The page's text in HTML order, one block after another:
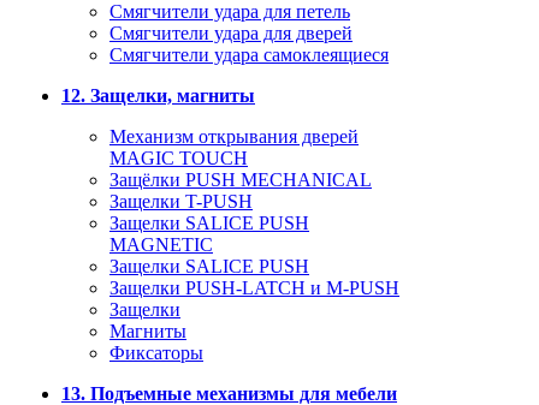
Смягчители удара для петель
Смягчители удара для дверей
Cмягчители удара самоклеящиеся
12. Защелки, магниты
Механизм открывания дверей
MAGIC TOUCH
Защёлки PUSH MECHANICAL
Защелки T-PUSH
Защелки SALICE PUSH
MAGNETIC
Защелки SALICE PUSH
Защелки PUSH-LATCH и M-PUSH
Защелки
Магниты
Фиксаторы
13. Подъемные механизмы для мебели